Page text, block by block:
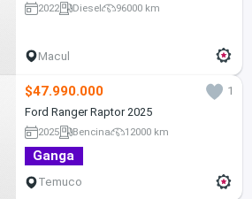
2022 Diesel 96000 km
Macul
$47.990.000
1
Ford Ranger Raptor 2025
2025 Bencina 12000 km
Ganga
Temuco